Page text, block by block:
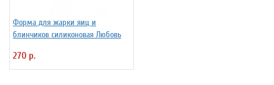
Форма для жарки яиц и
блинчиков силиконовая Любовь
270 р.